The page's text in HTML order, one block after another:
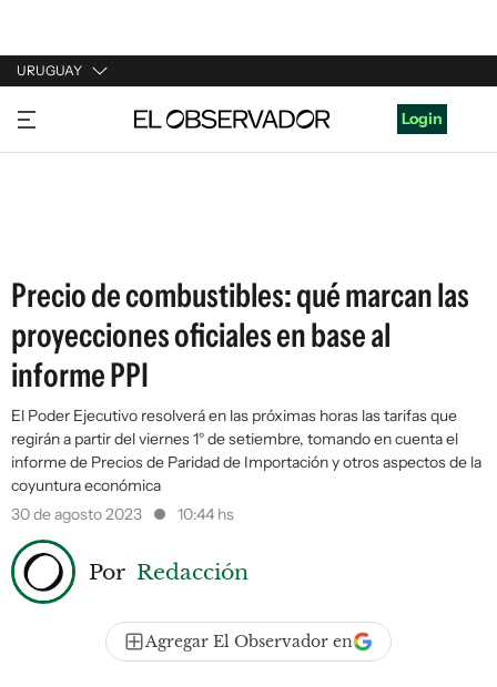
URUGUAY
URUGUAY
ARGENTINA
Login
Precio de combustibles: qué marcan las
proyecciones oficiales en base al
informe PPI
El Poder Ejecutivo resolverá en las próximas horas las tarifas que
regirán a partir del viernes 1° de setiembre, tomando en cuenta el
informe de Precios de Paridad de Importación y otros aspectos de la
coyuntura económica
30 de agosto 2023
10:44 hs
Por Redacción
Agregar El Observador en